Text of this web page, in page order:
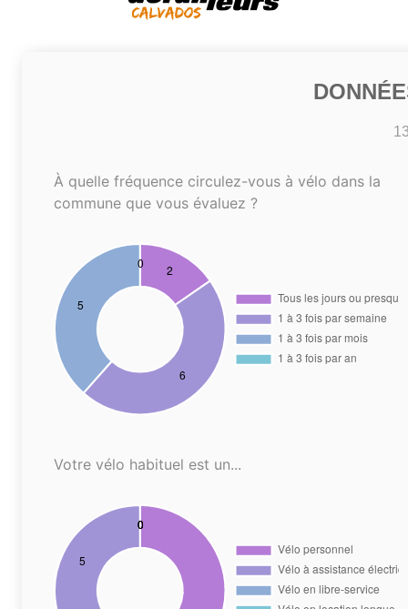
À quelle fréquence circulez-vous à vélo dans la
commune que vous évaluez ?
Votre vélo habituel est un...